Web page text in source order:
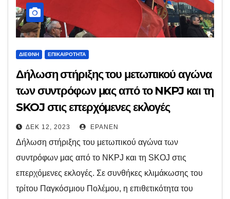
ΔΙΕΘΝΉ ΕΠΙΚΑΙΡΌΤΗΤΑ
Δήλωση στήριξης του μετωπικού αγώνα
των συντρόφων μας από το NKPJ και τη
SKOJ στις επερχόμενες εκλογές
ΔΕΚ 12, 2023 EPANEN
Δήλωση στήριξης του μετωπικού αγώνα των
συντρόφων μας από το NKPJ και τη SKOJ στις
επερχόμενες εκλογές. Σε συνθήκες κλιμάκωσης του
τρίτου Παγκόσμιου Πολέμου, η επιθετικότητα του